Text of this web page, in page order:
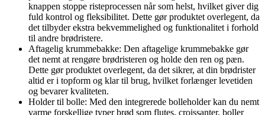
knappen stoppe risteprocessen når som helst, hvilket giver dig
fuld kontrol og fleksibilitet. Dette gør produktet overlegent, da
det tilbyder ekstra bekvemmelighed og funktionalitet i forhold
til andre brødristere.
Aftagelig krummebakke: Den aftagelige krummebakke gør
det nemt at rengøre brødristeren og holde den ren og pæn.
Dette gør produktet overlegent, da det sikrer, at din brødrister
altid er i topform og klar til brug, hvilket forlænger levetiden
og bevarer kvaliteten.
Holder til bolle: Med den integrerede bolleholder kan du nemt
varme forskellige typer brød som flutes, croissanter, boller